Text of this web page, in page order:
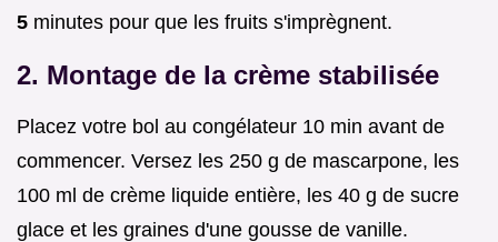
5 minutes pour que les fruits s'imprègnent.
2. Montage de la crème stabilisée
Placez votre bol au congélateur 10 min avant de
commencer. Versez les 250 g de mascarpone, les
100 ml de crème liquide entière, les 40 g de sucre
glace et les graines d'une gousse de vanille.